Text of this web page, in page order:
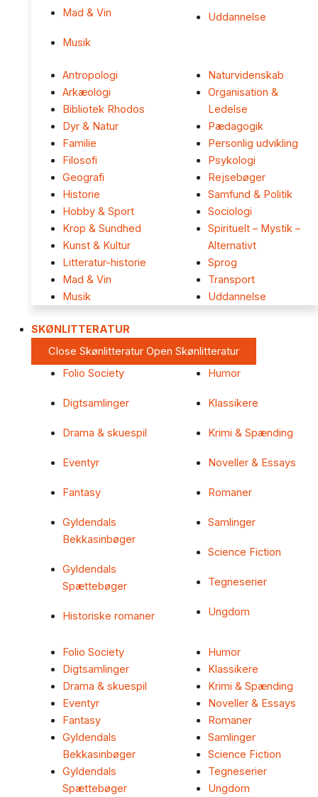
Mad & Vin
Musik
Uddannelse
Antropologi
Arkæologi
Bibliotek Rhodos
Dyr & Natur
Familie
Filosofi
Geografi
Historie
Hobby & Sport
Krop & Sundhed
Kunst & Kultur
Litteratur-historie
Mad & Vin
Musik
Naturvidenskab
Organisation &
Ledelse
Pædagogik
Personlig udvikling
Psykologi
Rejsebøger
Samfund & Politik
Sociologi
Spirituelt – Mystik –
Alternativt
Sprog
Transport
Uddannelse
SKØNLITTERATUR
Close Skønlitteratur Open Skønlitteratur
Folio Society
Digtsamlinger
Drama & skuespil
Eventyr
Fantasy
Gyldendals
Bekkasinbøger
Gyldendals
Spættebøger
Historiske romaner
Humor
Klassikere
Krimi & Spænding
Noveller & Essays
Romaner
Samlinger
Science Fiction
Tegneserier
Ungdom
Folio Society
Digtsamlinger
Drama & skuespil
Eventyr
Fantasy
Gyldendals
Bekkasinbøger
Gyldendals
Spættebøger
Humor
Klassikere
Krimi & Spænding
Noveller & Essays
Romaner
Samlinger
Science Fiction
Tegneserier
Ungdom